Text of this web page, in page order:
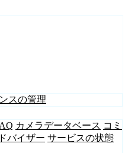
スの管理
カメラデータベース コミ
バイザー サービスの状態